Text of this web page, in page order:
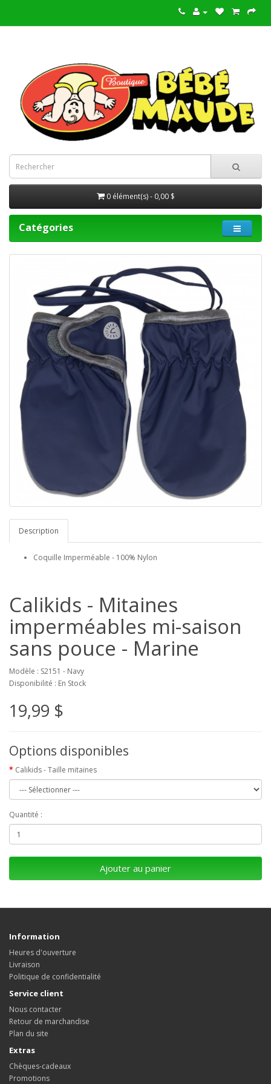
0 élément(s) - 0,00 $
Catégories
Description
Coquille Imperméable - 100% Nylon
Calikids - Mitaines
imperméables mi-saison
sans pouce - Marine
Modèle : S2151 - Navy
Disponibilité : En Stock
19,99 $
Options disponibles
Calikids - Taille mitaines
Quantité :
Ajouter au panier
Information
Heures d'ouverture
Livraison
Politique de confidentialité
Service client
Nous contacter
Retour de marchandise
Plan du site
Extras
Chèques-cadeaux
Promotions